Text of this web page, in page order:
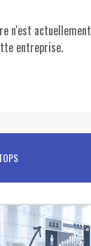
n'est actuellement
entreprise.